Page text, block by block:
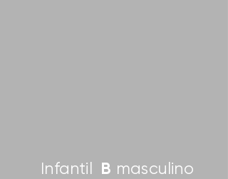
Infantil B masculino